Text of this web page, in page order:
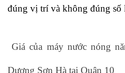
đúng vị trí và không đúng
Giá của máy nước nóng
Dương Sơn Hà tại Quận 10